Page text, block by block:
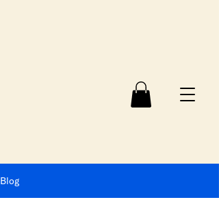
Blog